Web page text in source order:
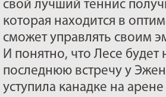
свой лучший теннис
которая находится в
сможет управлять своим
И понятно, что Лесе
последнюю встречу у
уступила канадке на